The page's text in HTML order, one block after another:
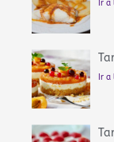
Ir a
Ir a